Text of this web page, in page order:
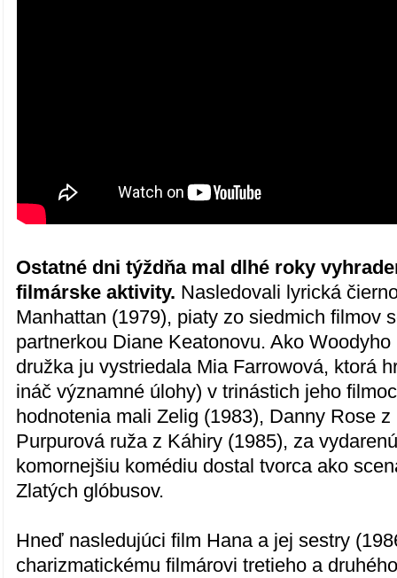
Ostatné dni týždňa mal dlhé roky
filmárske aktivity. Nasledovali lyrická
Manhattan (1979), piaty zo siedmich filmov
partnerkou Diane Keatonovu. Ako
družka ju vystriedala Mia Farrowová, ktorá
ináč významné úlohy) v trinástich jeho
hodnotenia mali Zelig (1983), Danny Rose
Purpurová ruža z Káhiry (1985), za
komornejšiu komédiu dostal tvorca ako
Zlatých glóbusov.
Hneď nasledujúci film Hana a jej sestry
charizmatickému filmárovi tretieho a